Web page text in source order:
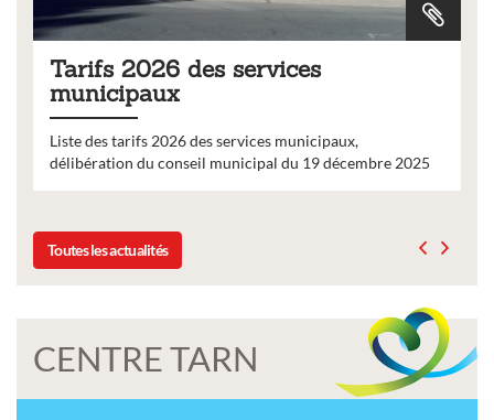
Tarifs 2026 des services
municipaux
Liste des tarifs 2026 des services municipaux,
délibération du conseil municipal du 19 décembre 2025
Toutes les actualités
CENTRE TARN